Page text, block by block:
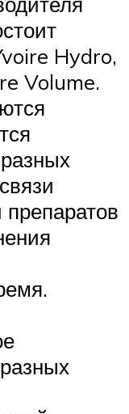
Hydro,
Volume.
препаратов